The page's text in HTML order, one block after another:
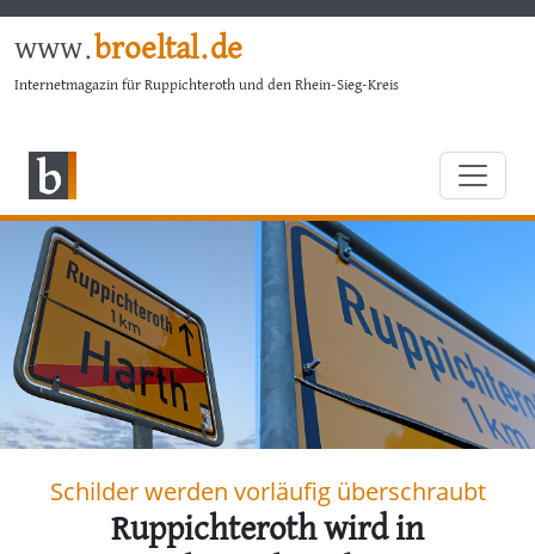
www.broeltal.de
Internetmagazin für Ruppichteroth und den Rhein-Sieg-Kreis
Schilder werden vorläufig überschraubt
Ruppichteroth wird in